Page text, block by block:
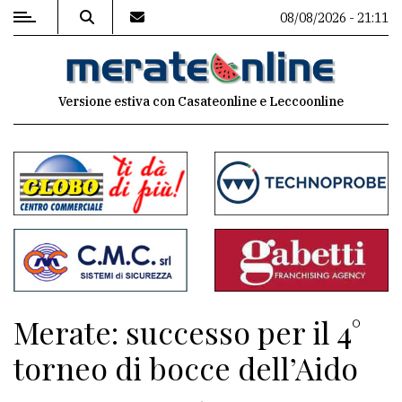
MENU
commenti
Contenuti
del
sito
Associazioni
Meteo
08/08/2026 - 21:11
Versione estiva con Casateonline e Leccoonline
Merate: successo per il 4°
torneo di bocce dell’Aido